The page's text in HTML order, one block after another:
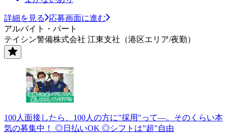
詳細を見る
応募画面に進む
アルバイト・パート
テイシン警備株式会社 江東支社（港区エリア/夜勤）
100人面接したら、100人の方に"採用"って―。そのくらい本
気の募集中！ ◎日払いOK ◎シフトは”超"自由